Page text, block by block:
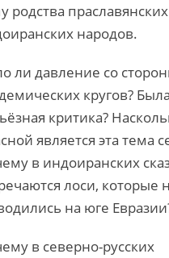
родства
народов.
ли давление со
кругов?
критика?
является эта тема
в индоиранских
лоси, которые
на юге
в северно-русских